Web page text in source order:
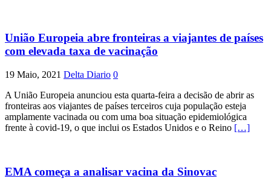
União Europeia abre fronteiras a viajantes de países
com elevada taxa de vacinação
19 Maio, 2021 Delta Diario 0
A União Europeia anunciou esta quarta-feira a decisão de abrir as
fronteiras aos viajantes de países terceiros cuja população esteja
amplamente vacinada ou com uma boa situação epidemiológica
frente à covid-19, o que inclui os Estados Unidos e o Reino […]
EMA começa a analisar vacina da Sinovac